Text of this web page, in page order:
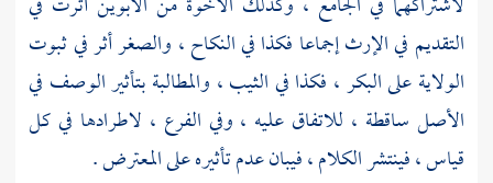
التقديم في الإرث إجماعا فكذا في النكاح ، والصغر أثر في ثبوت
الولاية على البكر ، فكذا في الثيب ، والمطالبة بتأثير الوصف في
الأصل ساقطة ، للاتفاق عليه ، وفي الفرع ، لاطرادها في كل
قياس ، فينتشر الكلام ، فيبان عدم تأثيره على المعترض .